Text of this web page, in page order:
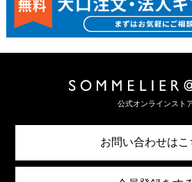
公式オンラインスト
お問い合わせはこ